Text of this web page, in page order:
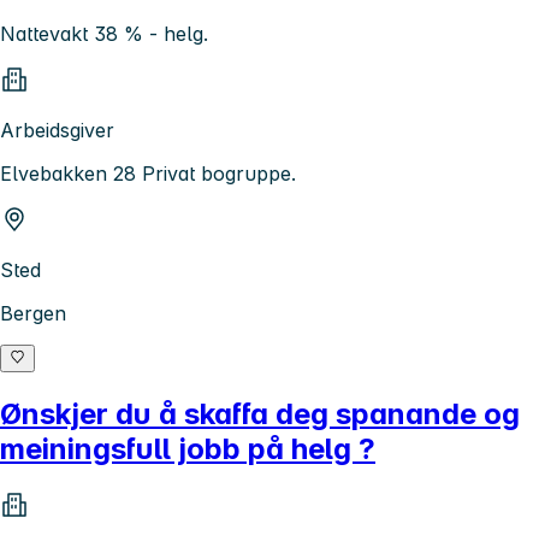
Nattevakt 38 % - helg.
Arbeidsgiver
Elvebakken 28 Privat bogruppe.
Sted
Bergen
Ønskjer du å skaffa deg spanande og
meiningsfull jobb på helg ?